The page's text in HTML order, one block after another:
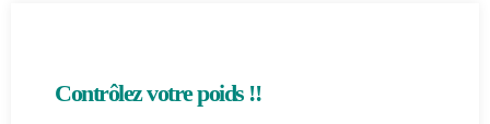
Contrôlez votre poids !!